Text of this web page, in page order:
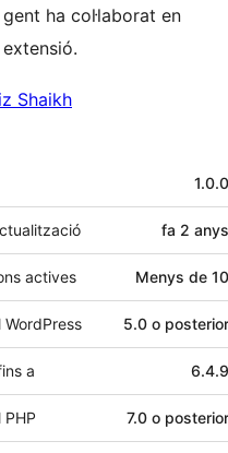
ha col·laborat en
Shaikh
1.0.0
fa 2 anys
actives Menys de 10
WordPress 5.0 o posterior
a 6.4.9
PHP 7.0 o posterior